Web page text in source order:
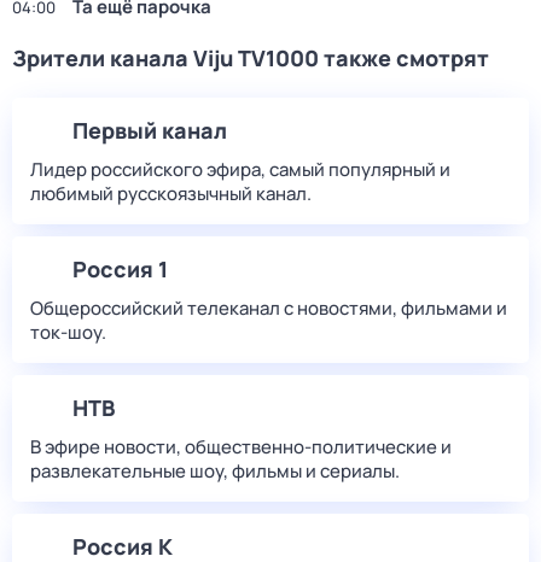
04:00 Та ещё парочка
Зрители канала Viju TV1000 также смотрят
Первый канал
Лидер российского эфира, самый популярный и
любимый русскоязычный канал.
Россия 1
Общероссийский телеканал с новостями, фильмами и
ток-шоу.
НТВ
В эфире новости, общественно-политические и
развлекательные шоу, фильмы и сериалы.
Россия К